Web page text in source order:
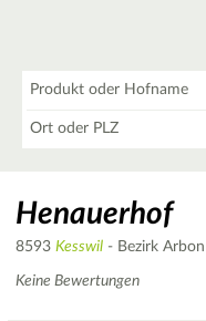
Henauerhof
8593 Kesswil - Bezirk Arbon
Keine Bewertungen